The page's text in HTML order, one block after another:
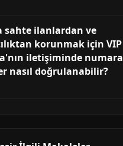
sahte ilanlardan ve
korunmak için VIP
iletişiminde numara
nasıl doğrulanabilir?